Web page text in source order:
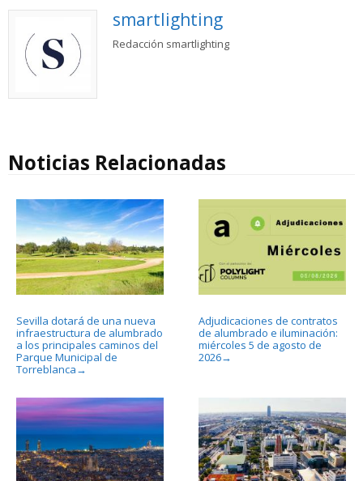
smartlighting
Redacción smartlighting
Noticias Relacionadas
Sevilla dotará de una nueva
infraestructura de alumbrado
a los principales caminos del
Parque Municipal de
Torreblanca →
Adjudicaciones de contratos
de alumbrado e iluminación:
miércoles 5 de agosto de
2026→